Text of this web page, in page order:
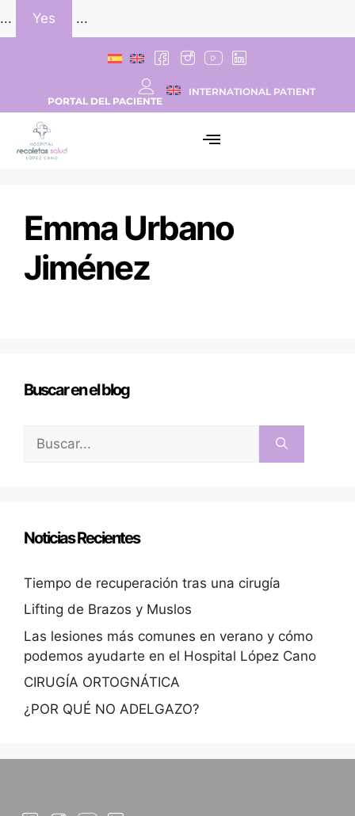
... Yes ...
PORTAL DEL PACIENTE
INTERNATIONAL PATIENT
Emma Urbano
Jiménez
Buscar en el blog
Noticias Recientes
Tiempo de recuperación tras una cirugía
Lifting de Brazos y Muslos
Las lesiones más comunes en verano y cómo
podemos ayudarte en el Hospital López Cano
CIRUGÍA ORTOGNÁTICA
¿POR QUÉ NO ADELGAZO?